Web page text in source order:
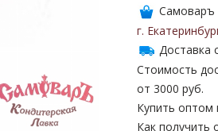
Самоваръ
г.
Доставка
Стоимость
от 3000 руб.
Купить оптом
Как получить